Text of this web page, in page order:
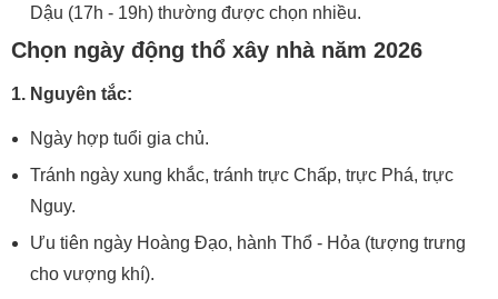
Dậu (17h - 19h) thường được chọn nhiều.
Chọn ngày động thổ xây nhà năm 2026
1. Nguyên tắc:
Ngày hợp tuổi gia chủ.
Tránh ngày xung khắc, tránh trực Chấp, trực Phá, trực
Nguy.
Ưu tiên ngày Hoàng Đạo, hành Thổ - Hỏa (tượng trưng
cho vượng khí).